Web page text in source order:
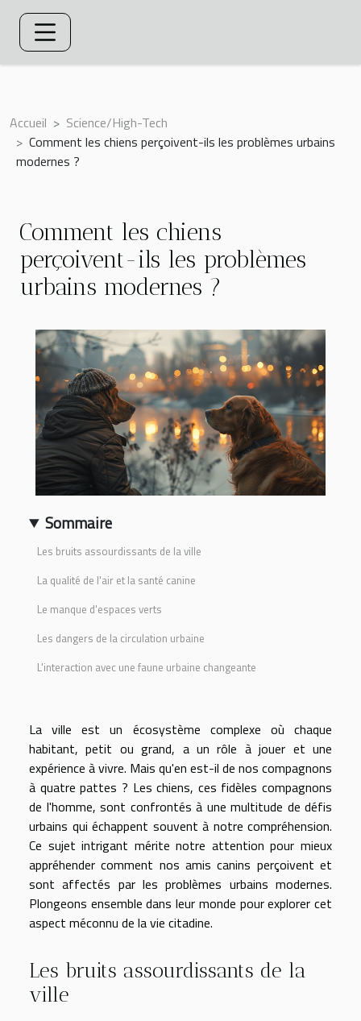
Accueil
Science/High-Tech
Comment les chiens perçoivent-ils les problèmes urbains
modernes ?
Comment les chiens
perçoivent-ils les problèmes
urbains modernes ?
Sommaire
Les bruits assourdissants de la ville
La qualité de l'air et la santé canine
Le manque d'espaces verts
Les dangers de la circulation urbaine
L'interaction avec une faune urbaine changeante
La ville est un écosystème complexe où chaque
habitant, petit ou grand, a un rôle à jouer et une
expérience à vivre. Mais qu'en est-il de nos compagnons
à quatre pattes ? Les chiens, ces fidèles compagnons
de l'homme, sont confrontés à une multitude de défis
urbains qui échappent souvent à notre compréhension.
Ce sujet intrigant mérite notre attention pour mieux
appréhender comment nos amis canins perçoivent et
sont affectés par les problèmes urbains modernes.
Plongeons ensemble dans leur monde pour explorer cet
aspect méconnu de la vie citadine.
Les bruits assourdissants de la
ville